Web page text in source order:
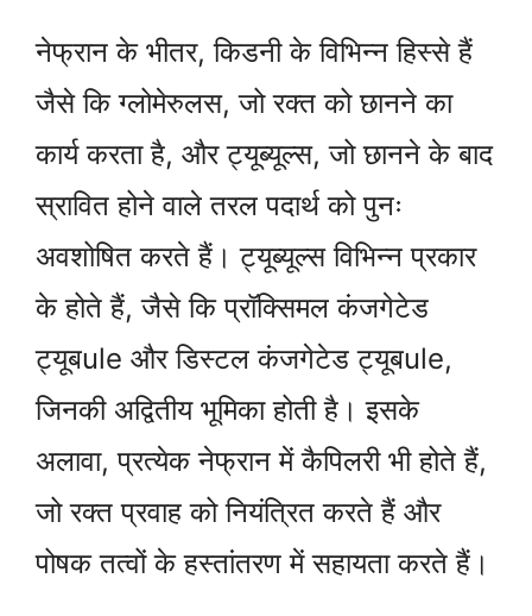
नेफ्रान के भीतर, किडनी के विभिन्न हिस्से हैं
जैसे कि ग्लोमेरुलस, जो रक्त को छानने का
कार्य करता है, और ट्यूब्यूल्स, जो छानने के बाद
स्रावित होने वाले तरल पदार्थ को पुनः
अवशोषित करते हैं। ट्यूब्यूल्स विभिन्न प्रकार
के होते हैं, जैसे कि प्रॉक्सिमल कंजगेटेड
ट्यूबule और डिस्टल कंजगेटेड ट्यूबule,
जिनकी अद्वितीय भूमिका होती है। इसके
अलावा, प्रत्येक नेफ्रान में कैपिलरी भी होते हैं,
जो रक्त प्रवाह को नियंत्रित करते हैं और
पोषक तत्वों के हस्तांतरण में सहायता करते हैं।